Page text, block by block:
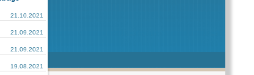
21.10.2021
21.09.2021
21.09.2021
19.08.2021